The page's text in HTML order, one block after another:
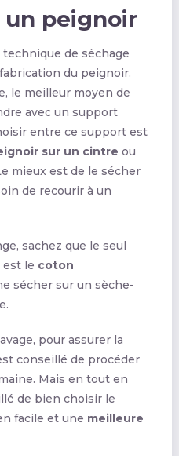
un peignoir
technique de séchage
du peignoir.
le meilleur moyen de
avec un support
entre ce support est
sur un cintre ou
mieux est de le sécher
de recourir à un
sachez que le seul
le coton
sécher sur un sèche-
pour assurer la
conseillé de procéder
Mais en tout en
de bien choisir le
facile et une meilleure